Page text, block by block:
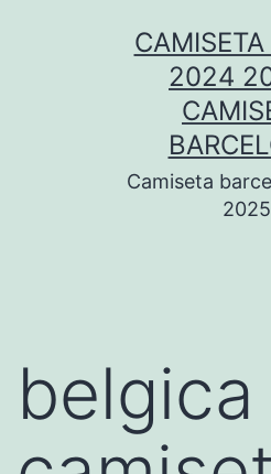
2024
Camiseta
2025